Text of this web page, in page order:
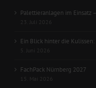
Palettieranlagen im Einsatz
23. Juli 2026
Ein Blick hinter die
5. Juni 2026
FachPack Nürnberg 2027
15. Mai 2026